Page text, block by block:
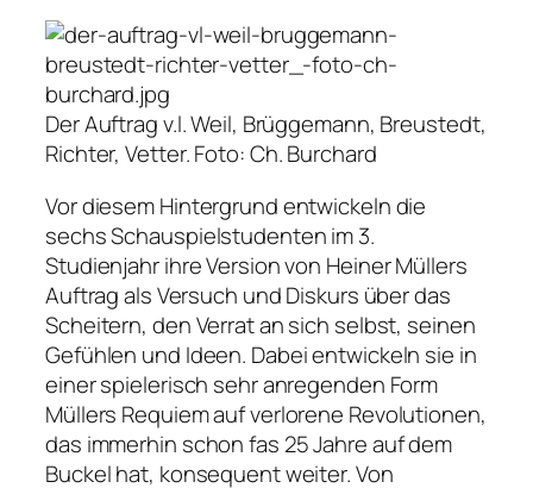
Der Auftrag v.l. Weil, Brüggemann, Breustedt,
Richter, Vetter.Foto: Ch. Burchard
Vor diesem Hintergrund entwickeln die
sechs Schauspielstudenten im 3.
Studienjahr ihre Version von Heiner Müllers
Auftrag als Versuch und Diskurs über das
Scheitern, den Verrat an sich selbst, seinen
Gefühlen und Ideen. Dabei entwickeln sie in
einer spielerisch sehr anregenden Form
Müllers Requiem auf verlorene Revolutionen,
das immerhin schon fas 25 Jahre auf dem
Buckel hat, konsequent weiter. Von